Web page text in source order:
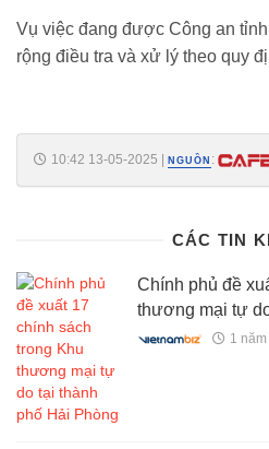
Vụ việc đang được Công an
rộng điều tra và xử lý theo quy
10:42 13-05-2025 NGUỒN :
CÁC TIN
Chính phủ đề
thương mại tự
1